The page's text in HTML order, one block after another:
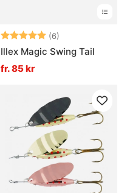
Betyg: (6)
Illex Magic Swing Tail
fr. 85 kr